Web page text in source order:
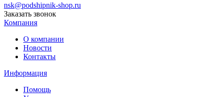
nsk@podshipnik-shop.ru
Заказать звонок
Компания
О компании
Новости
Контакты
Информация
Помощь